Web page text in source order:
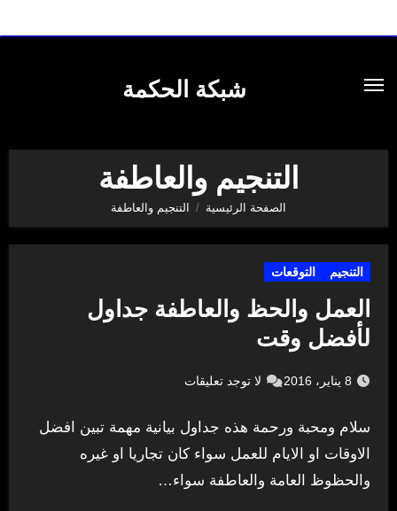
شبكة الحكمة
التنجيم والعاطفة
الصفحة الرئيسية التنجيم والعاطفة
التنجيم التوقعات
العمل والحظ والعاطفة جداول
لأفضل وقت
8 يناير، 2016 لا توجد تعليقات
سلام ومحبة ورحمة هذه جداول بيانية مهمة تبين افضل
الاوقات او الايام للعمل سواء كان تجاريا او غيره
والحظوظ العامة والعاطفة سواء…